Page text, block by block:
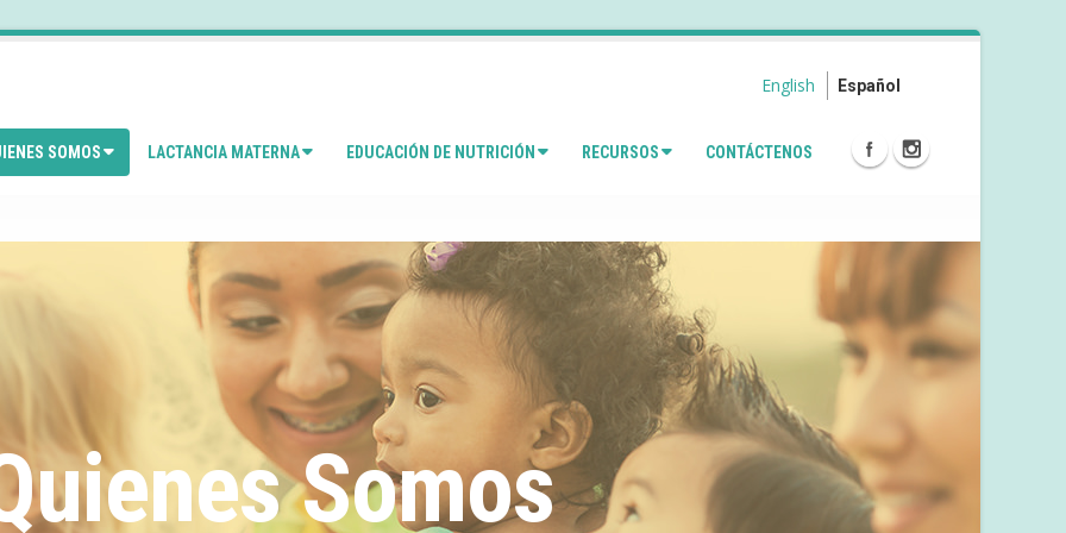
English Español
SOMOS LACTANCIA MATERNA EDUCACIÓN DE NUTRICIÓN RECURSOS CONTÁCTENOS
Somos